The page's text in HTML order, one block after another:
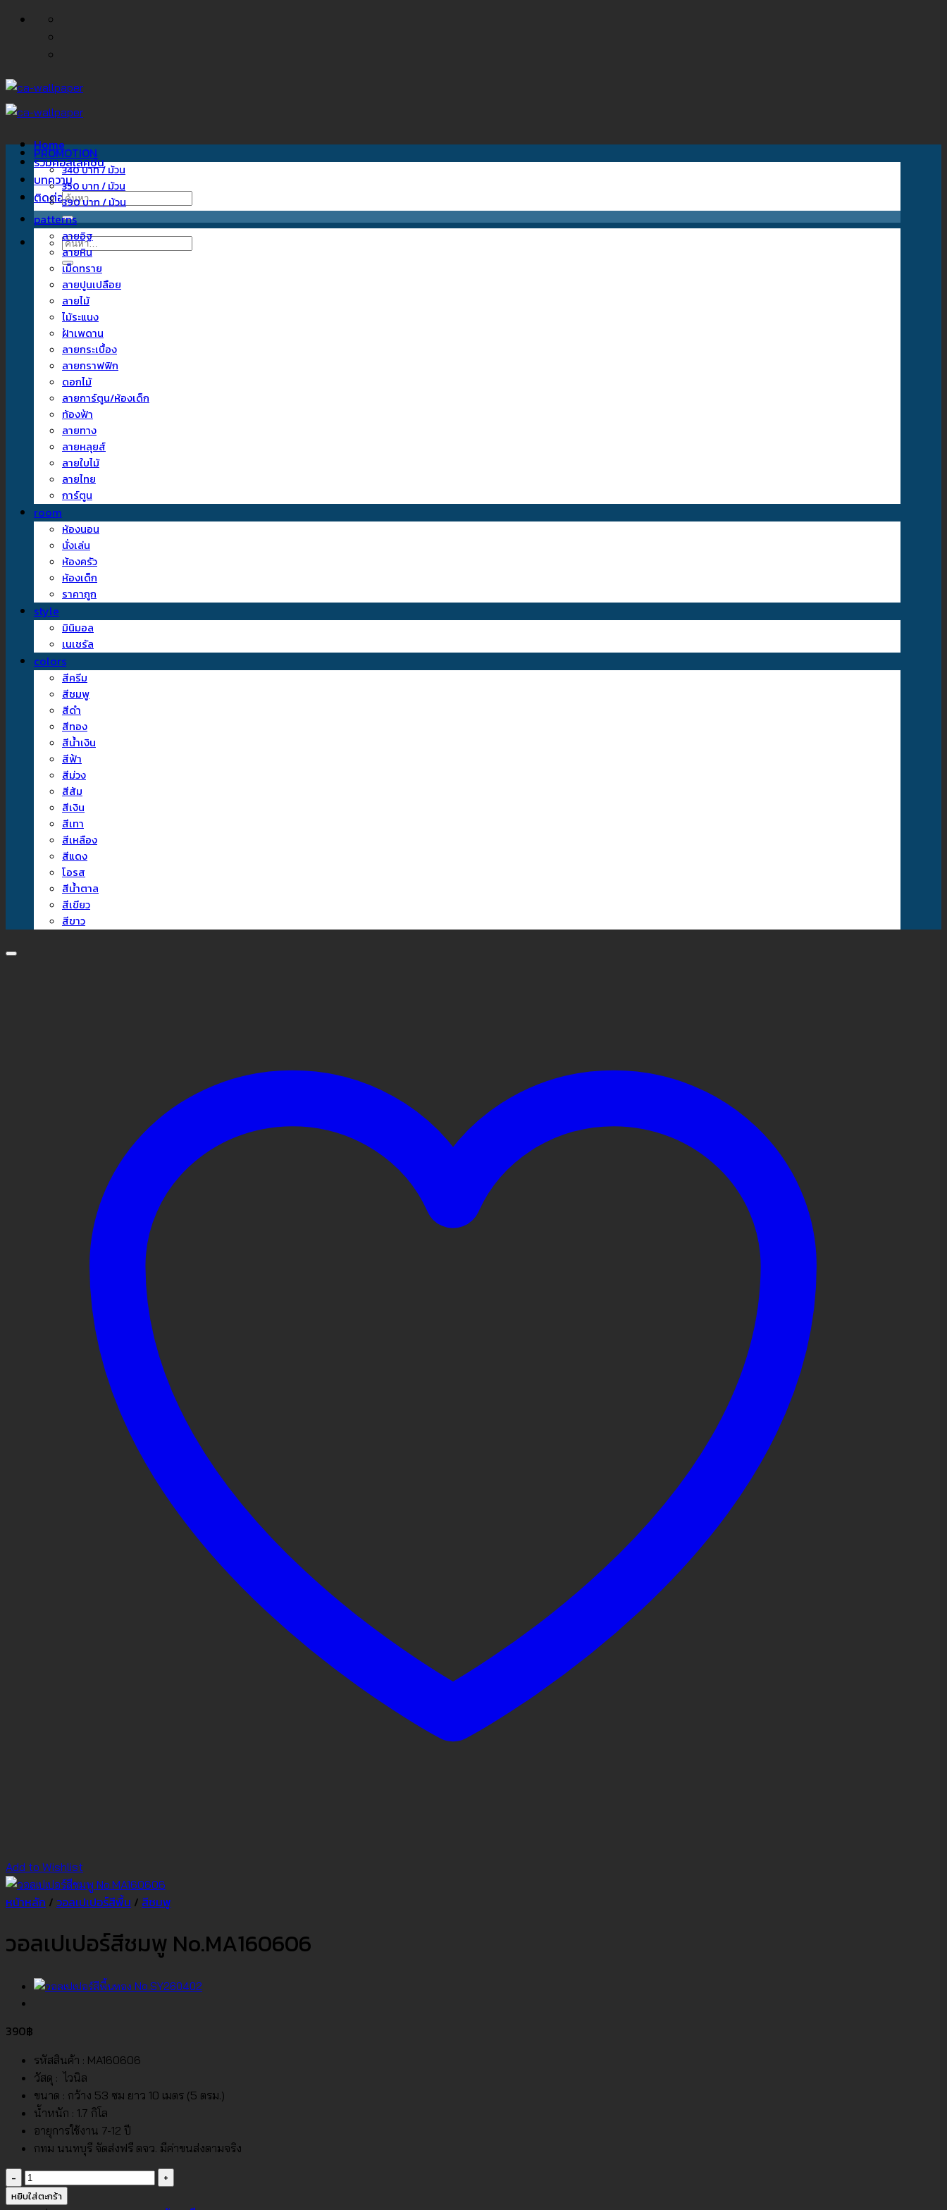
ข้าม
Home
รวมคอลเลคชั่น
บทความ
ติดต่อเรา
ค้นหา:
ค้นหา:
PROMOTION
340 บาท / ม้วน
350 บาท / ม้วน
390 บาท / ม้วน
patterns
ลายอิฐ
ลายหิน
เม็ดทราย
ลายปูนเปลือย
ลายไม้
ไม้ระแนง
ฝ้าเพดาน
ลายกระเบื้อง
ลายกราฟฟิก
ดอกไม้
ลายการ์ตูน/ห้องเด็ก
ท้องฟ้า
ลายทาง
ลายหลุยส์
ลายใบไม้
ลายไทย
การ์ตูน
room
ห้องนอน
นั่งเล่น
ห้องครัว
ห้องเด็ก
ราคาถูก
style
มินิมอล
เนเชรัล
colors
สีครีม
สีชมพู
สีดำ
สีทอง
สีน้ำเงิน
สีฟ้า
สีม่วง
สีส้ม
สีเงิน
สีเทา
สีเหลือง
สีแดง
โอรส
สีน้ำตาล
สีเขียว
สีขาว
Add to Wishlist
หน้าหลัก / วอลเปเปอร์สีพื้น / สีชมพู
วอลเปเปอร์สีชมพู No.MA160606
390฿
รหัสสินค้า : MA160606
วัสดุ : ไวนิล
ขนาด : กว้าง 53 ซม ยาว 10 เมตร (5 ตรม.)
น้ำหนัก : 1.7 กิโล
อายุการใช้งาน 7-12 ปี
กทม นนทบุรี จัดส่งฟรี ตจว. มีค่าขนส่งตามจริง
จำนวน
วอลเปเปอร์
หยิบใส่ตะกร้า